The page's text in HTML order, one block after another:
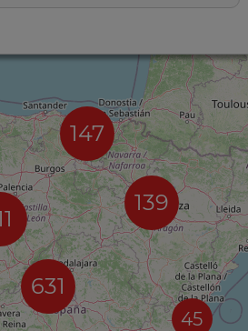
147
631
139
45